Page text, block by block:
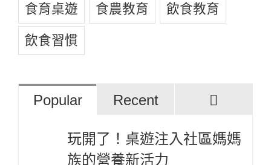
食育桌遊 食農教育 飲食教育
飲食習慣
Popular Recent
玩開了！桌遊注入社區媽媽
族的營養新活力